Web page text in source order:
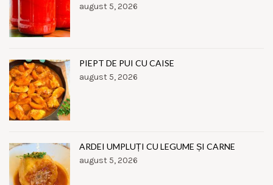
august 5, 2026
PIEPT DE PUI CU CAISE
august 5, 2026
ARDEI UMPLUȚI CU LEGUME ȘI CARNE
august 5, 2026